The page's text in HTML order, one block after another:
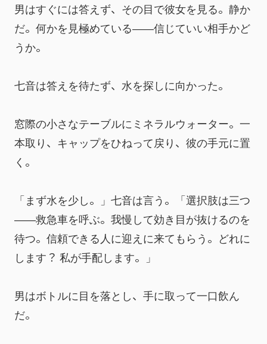
男はすぐには答えず、その目で彼女を見る。静か
だ。何かを見極めている――信じていい相手かど
うか。
七音は答えを待たず、水を探しに向かった。
窓際の小さなテーブルにミネラルウォーター。一
本取り、キャップをひねって戻り、彼の手元に置
く。
「まず水を少し。」七音は言う。「選択肢は三つ
――救急車を呼ぶ。我慢して効き目が抜けるのを
待つ。信頼できる人に迎えに来てもらう。どれに
します？ 私が手配します。」
男はボトルに目を落とし、手に取って一口飲ん
だ。